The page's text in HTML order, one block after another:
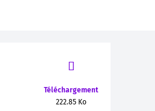
Téléchargement
222.85 Ko